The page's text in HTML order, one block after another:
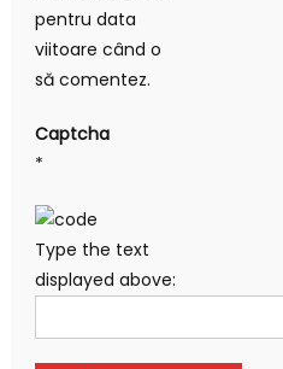
pentru data
viitoare când o
să comentez.
Captcha
*
Type the text
displayed above: